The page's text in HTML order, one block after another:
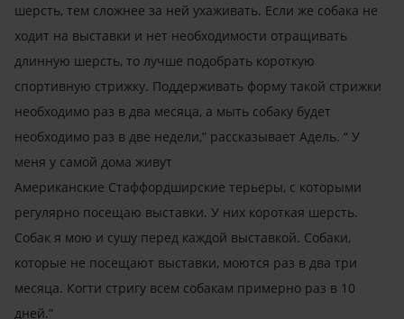
шерсть, тем сложнее за ней ухаживать. Если же собака не
ходит на выставки и нет необходимости отращивать
длинную шерсть, то лучше подобрать короткую
спортивную стрижку. Поддерживать форму такой стрижки
необходимо раз в два месяца, а мыть собаку будет
необходимо раз в две недели,” рассказывает Адель. “ У
меня у самой дома живут
Американские Стаффордширские терьеры, с которыми
регулярно посещаю выставки. У них короткая шерсть.
Собак я мою и сушу перед каждой выставкой. Собаки,
которые не посещают выставки, моются раз в два три
месяца. Когти стригу всем собакам примерно раз в 10
дней.”